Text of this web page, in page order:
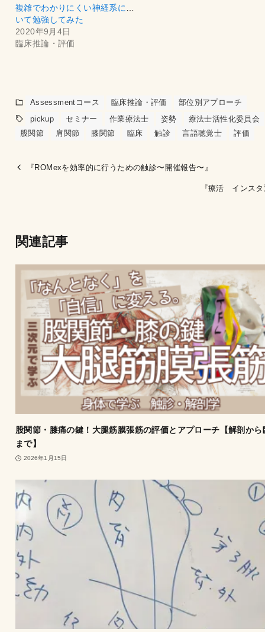
複雑でわかりにくい神経系につ
いて勉強してみた
2020年9月4日
臨床推論・評価
Assessmentコース 臨床推論・評価
部位別アプローチ
pickup
セミナー 作業療法士 姿勢
療法士活性化委員会
股関節
肩関節 膝関節 臨床 触診 言語聴覚士 評価
『ROMexを効率的に行うための触診〜開催報告〜』
『療活 インス
関連記事
股関節・膝痛の鍵！大腿筋膜張筋の評価とアプローチ【解剖から
まで】
2026年1月15日